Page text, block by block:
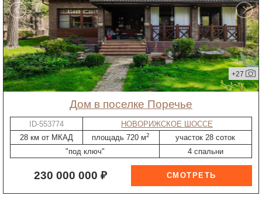
+27
дом в поселке Поречье
ID-553774
НОВОРИЖСКОЕ ШОССЕ
28 км от МКАД
площадь 720 м2
участок 28 соток
"под ключ"
4 спальни
230 000 000 ₽